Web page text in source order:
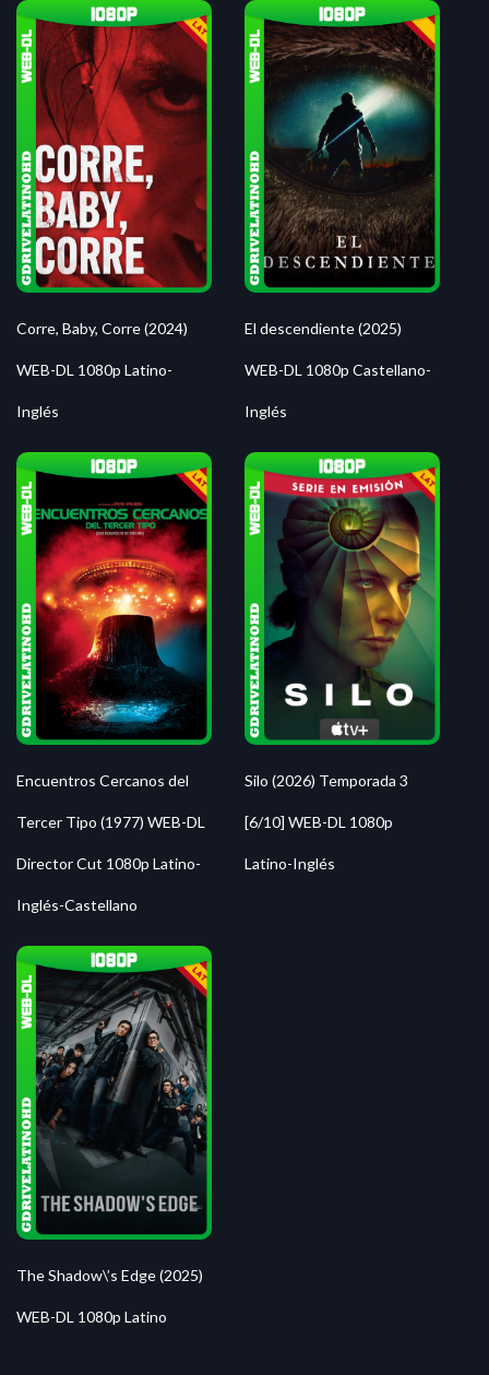
Corre, Baby, Corre (2024)
WEB-DL 1080p Latino-
Inglés
El descendiente (2025)
WEB-DL 1080p Castellano-
Inglés
Encuentros Cercanos del
Tercer Tipo (1977) WEB-DL
Director Cut 1080p Latino-
Inglés-Castellano
Silo (2026) Temporada 3
[6/10] WEB-DL 1080p
Latino-Inglés
The Shadow\’s Edge (2025)
WEB-DL 1080p Latino